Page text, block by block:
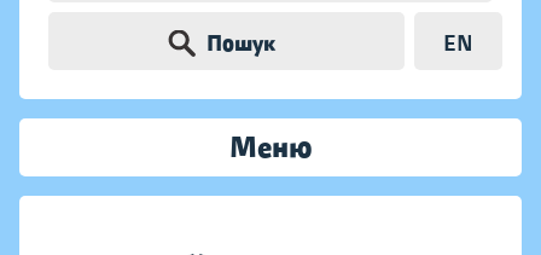
Пошук EN
Меню